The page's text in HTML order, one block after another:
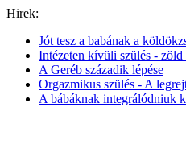
Hirek:
Jót tesz a babának a
Intézeten kívüli szülés - zöld
A Geréb századik lépése
Orgazmikus szülés - A
A bábáknak integrálódniuk